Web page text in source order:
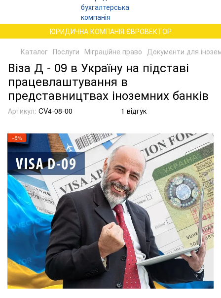
ЮРИДИЧНА КОМПАНІЯ ЄВРОВЕКТОР
Каталог Послуги Міграційне право Документи для
Віза Д - 09 в Україну на підставі
працевлаштування в
представництвах іноземних банків
Артикул: CV4-08-00 1 відгук
−5%